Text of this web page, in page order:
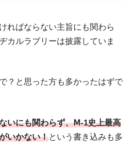
ればならない主旨にも関わら
カルラブリーは披露していま
？と思った方も多かったはずで
いにも関わらず、Ⅿ-1史上最高
いかない！という書き込みも多